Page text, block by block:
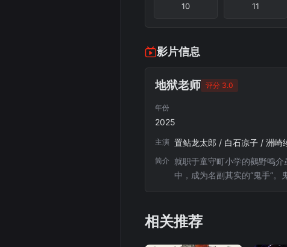
10 11
影片信息
地狱老师 评分 3.0
年份
2025
主演 置鲇龙太郎 / 白石凉子 / 洲崎
简介
就职于童守町小学的鵺野鸣
中，成为名副其实的“鬼手”
相关推荐